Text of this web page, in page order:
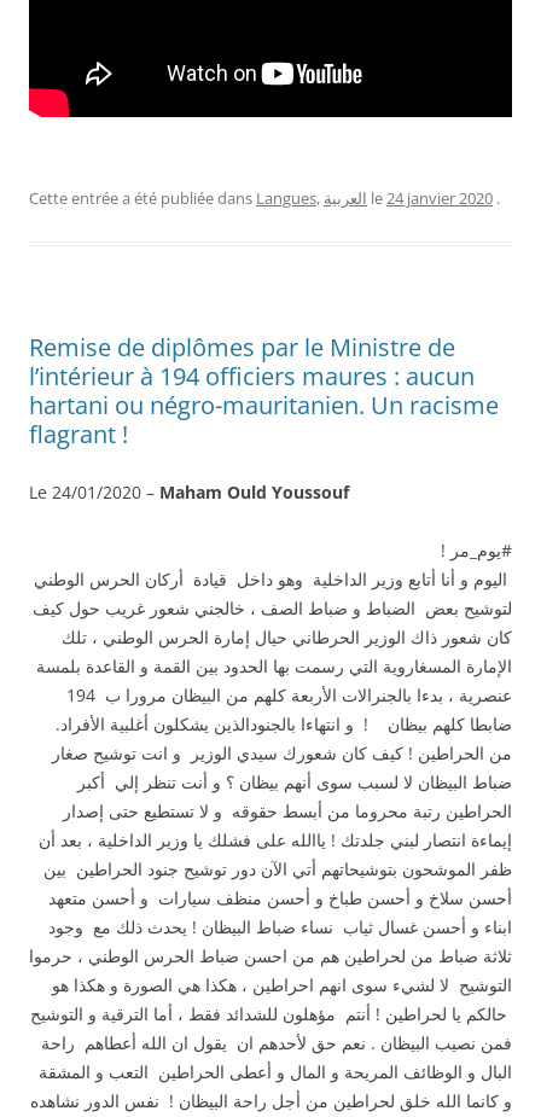
Cette entrée a été publiée dans Langues, العربية le24 janvier 2020 .
Remise de diplômes par le Ministre de
l’intérieur à 194 officiers maures : aucun
hartani ou négro-mauritanien. Un racisme
flagrant !
Le 24/01/2020 – Maham Ould Youssouf
#يوم_مر !
اليوم و أنا أتابع وزير الداخلية وهو داخل قيادة أركان الحرس الوطني
لتوشيح بعض الضباط و ضباط الصف ، خالجني شعور غريب حول كيف
كان شعور ذاك الوزير الحرطاني حيال إمارة الحرس الوطني ، تلك
الإمارة المسغاروية التي رسمت بها الحدود بين القمة و القاعدة بلمسة
عنصرية ، بدءا بالجنرالات الأربعة كلهم من البيظان مرورا ب 194
ضابطا كلهم بيظان ! و انتهاءا بالجنودالذين يشكلون أغلبية الأفراد.
من الحراطين ! كيف كان شعورك سيدي الوزير و انت توشيح صغار
ضباط البيظان لا لسبب سوى أنهم بيظان ؟ و أنت تنظر إلي أكبر
الحراطين رتبة محروما من أبسط حقوقه و لا تستطيع حتى إصدار
إيماءة انتصار لبني جلدتك ! ياالله على فشلك يا وزير الداخلية ، بعد أن
ظفر الموشحون بتوشيحاتهم أتي الآن دور توشيح جنود الحراطين بين
أحسن سلاخ و أحسن طباخ و أحسن منظف سيارات و أحسن متعهد
ابناء و أحسن غسال ثياب نساء ضباط البيظان ! يحدث ذلك مع وجود
ثلاثة ضباط من لحراطين هم من احسن ضباط الحرس الوطني ، حرموا
التوشيح لا لشيء سوى انهم احراطين ، هكذا هي الصورة و هكذا هو
حالكم يا لحراطين ! أنتم مؤهلون للشدائد فقط ، أما الترقية و التوشيح
فمن نصيب البيظان . نعم حق لأحدهم ان يقول ان الله أعطاهم راحة
البال و الوظائف المريحة و المال و أعطى الحراطين التعب و المشقة
و كانما الله خلق لحراطين من أجل راحة البيظان ! نفس الدور نشاهده